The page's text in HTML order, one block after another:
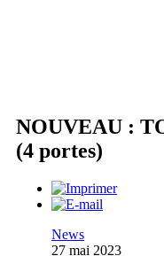
NOUVEAU :
(4 portes)
News
27 mai 2023